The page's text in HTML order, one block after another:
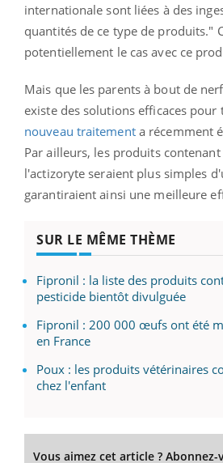
internationale sont liées à des
quantités de ce type de produits."
potentiellement le cas avec ce
Mais que les parents à bout de
existe des solutions efficaces
nouveau traitementa récemment
Par ailleurs, les produits
l'actizoryte seraient plus simples
garantiraient ainsi une meilleure
SUR LE MÊME THÈME
Fipronil : la liste des produits
pesticide bientôt divulguée
Fipronil : 200 000 œufs ont été
en France
Poux : les produits vétérinaires
chez l'enfant
Vous aimez cet article ?